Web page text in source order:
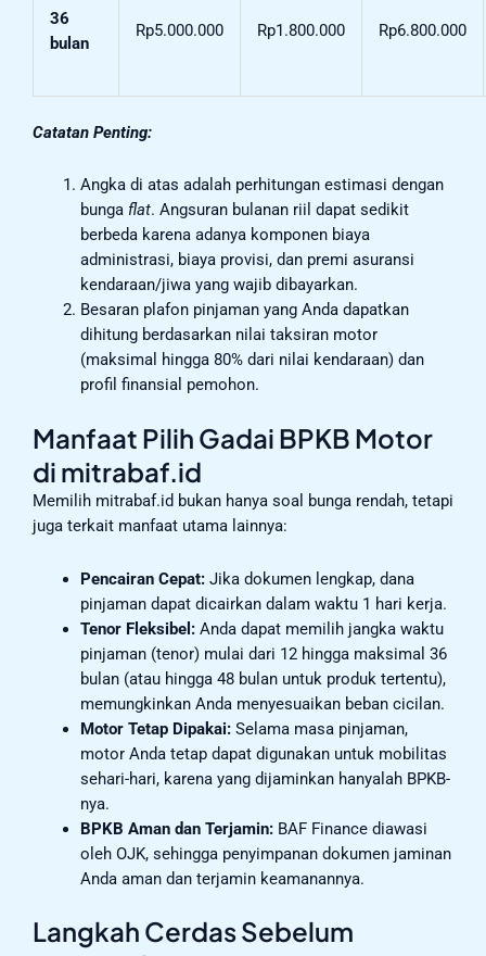
36
bulan
Rp5.000.000 Rp1.800.000 Rp6.800.000
Catatan Penting:
Angka di atas adalah perhitungan estimasi dengan
bunga flat. Angsuran bulanan riil dapat sedikit
berbeda karena adanya komponen biaya
administrasi, biaya provisi, dan premi asuransi
kendaraan/jiwa yang wajib dibayarkan.
Besaran plafon pinjaman yang Anda dapatkan
dihitung berdasarkan nilai taksiran motor
(maksimal hingga 80% dari nilai kendaraan) dan
profil finansial pemohon.
Manfaat Pilih Gadai BPKB Motor
di mitrabaf.id
Memilih mitrabaf.id bukan hanya soal bunga rendah, tetapi
juga terkait manfaat utama lainnya:
Pencairan Cepat:Jika dokumen lengkap, dana
pinjaman dapat dicairkan dalam waktu 1 hari kerja.
Tenor Fleksibel:Anda dapat memilih jangka waktu
pinjaman (tenor) mulai dari 12 hingga maksimal 36
bulan (atau hingga 48 bulan untuk produk tertentu),
memungkinkan Anda menyesuaikan beban cicilan.
Motor Tetap Dipakai:Selama masa pinjaman,
motor Anda tetap dapat digunakan untuk mobilitas
sehari-hari, karena yang dijaminkan hanyalah BPKB-
nya.
BPKB Aman dan Terjamin:BAF Finance diawasi
oleh OJK, sehingga penyimpanan dokumen jaminan
Anda aman dan terjamin keamanannya.
Langkah Cerdas Sebelum